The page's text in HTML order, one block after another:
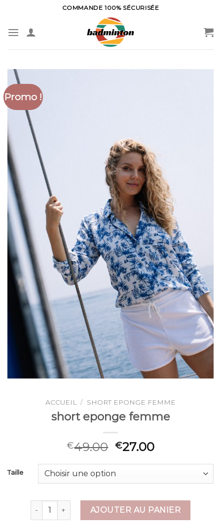
content
COMMANDE 100% SÉCURISÉE
Promo !
ACCUEIL / SHORT EPONGE FEMME
short eponge femme
€49.00 €27.00
Taille
quantité de short eponge femme
AJOUTER AU PANIER